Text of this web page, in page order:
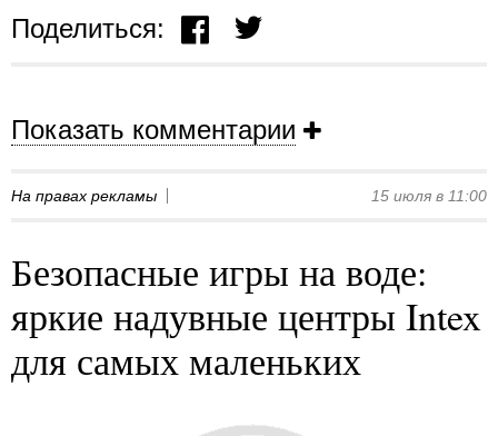
Поделиться:
Показать комментарии
На правах рекламы 15 июля в 11:00
Безопасные игры на воде:
яркие надувные центры Intex
для самых маленьких